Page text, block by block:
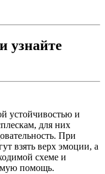
узнайте
устойчивостью и
для них
При
взять верх эмоции, а
схеме и
помощь.